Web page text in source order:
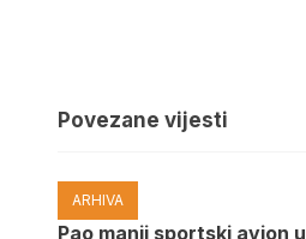
Povezane vijesti
ARHIVA
Pao manji sportski avion u